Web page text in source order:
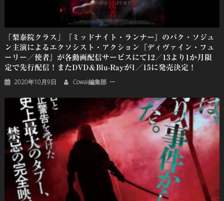
「梨泰院クラス」『ミッドナイト・ランナー』のパク・ソジュ
ン主演によるエクソシスト・アクション『ディヴァイン・フュ
ーリー／使者』が各動画配信サービスにて12／13より1か月限
定で先行配信！またDVD＆Blu-Rayが1／15に発売決定！
2020年10月9日 Cowai編集部